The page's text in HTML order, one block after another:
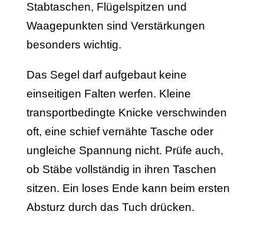
Stabtaschen, Flügelspitzen und
Waagepunkten sind Verstärkungen
besonders wichtig.
Das Segel darf aufgebaut keine
einseitigen Falten werfen. Kleine
transportbedingte Knicke verschwinden
oft, eine schief vernähte Tasche oder
ungleiche Spannung nicht. Prüfe auch,
ob Stäbe vollständig in ihren Taschen
sitzen. Ein loses Ende kann beim ersten
Absturz durch das Tuch drücken.